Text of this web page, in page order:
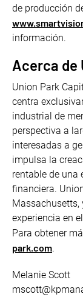
de producción
información.
Acerca de
Union Park
centra
industrial de
perspectiva a
interesadas a
impulsa la
rentable de una
financiera.
Massachusetts,
experiencia en
Para obtener
park.com.
Melanie Scott